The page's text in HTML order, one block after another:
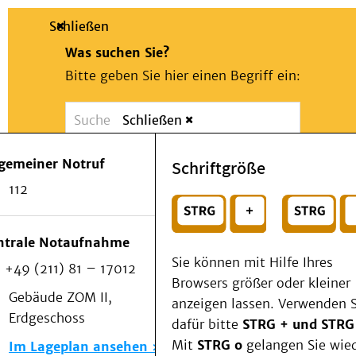
Suche
Schließen
Was suchen Sie?
Bitte geben Sie hier einen Begriff ein:
Suchen
Wählen Sie ein Thema für Ihren
Notfall
Schließen
Notruf
112
Notaufnahme
+49 (211) 81 – 17012
Gebäude ZOM II,
Erdgeschoss
Im Lageplan ansehen
Schriftgröße
Sie können mit Hilfe Ihres
Browsers größer oder kleiner
anzeigen lassen. Verwenden
dafür bitte STRG + und
Mit STRG o gelangen Sie
Patienten & Besucher
Als Patient am UKD
Beratung und Unterstützung
Veranstaltungen
Kommunikation im Medizinwesen (KIM)
Notfall
Forschung & Lehre
Medizinische Fakultät